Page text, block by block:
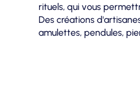
rituels, qui vous
Des créations
amulettes, pendules,